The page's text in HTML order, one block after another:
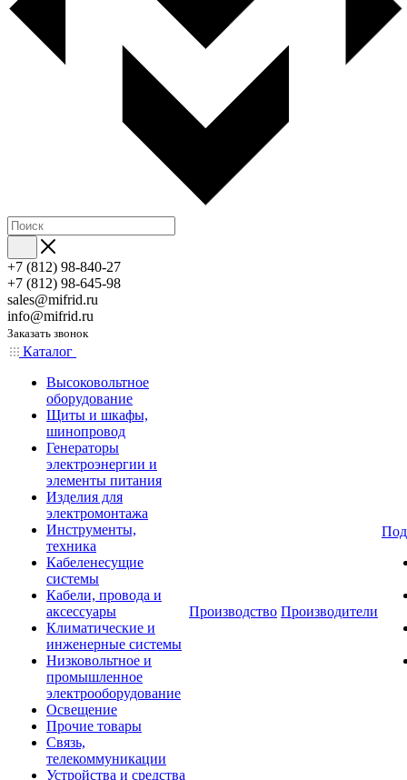
+7 (812) 98-840-27
+7 (812) 98-645-98
sales@mifrid.ru
info@mifrid.ru
Заказать звонок
Каталог
Высоковольтное
оборудование
Щиты и шкафы,
шинопровод
Генераторы
электроэнергии и
элементы питания
Изделия для
электромонтажа
Инструменты,
техника
Кабеленесущие
системы
Кабели, провода и
аксессуары
Климатические и
инженерные системы
Низковольтное и
промышленное
электрооборудование
Освещение
Прочие товары
Связь,
телекоммуникации
Устройства и средства
Производство Производители